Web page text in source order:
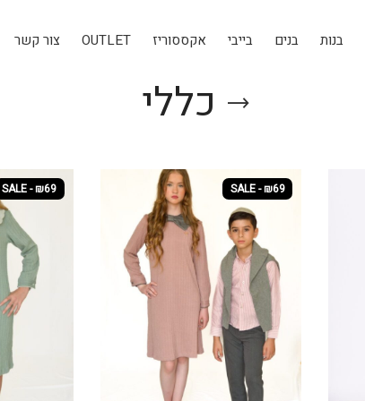
בנות בנים בייבי אקססוריז OUTLET צור קשר
כללי
SALE - ₪69
SALE - ₪69